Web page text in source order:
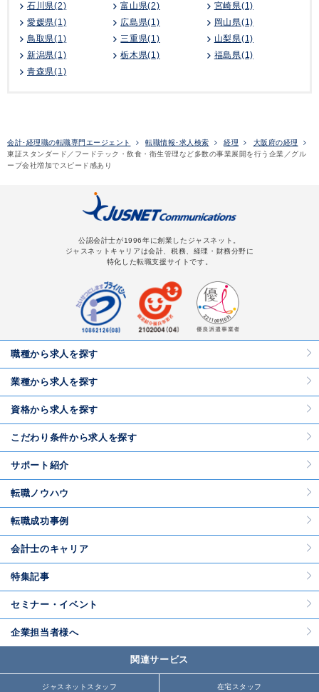
石川県(2)
富山県(2)
宮崎県(1)
愛媛県(1)
広島県(1)
岡山県(1)
鳥取県(1)
三重県(1)
山梨県(1)
新潟県(1)
栃木県(1)
福島県(1)
青森県(1)
会計･経理職の転職専門エージェント 転職情報･求人検索 経理
大阪府の経理
東証スタンダード／フードテック・飲食・衛生管理など多数の事業展開を行う企業／グル
ープ会社増加でスピード感あり
公認会計士が1996年に創業したジャスネット。
ジャスネットキャリアは会計、税務、経理・財務分野に
特化した転職支援サイトです。
職種から求人を探す
業種から求人を探す
資格から求人を探す
こだわり条件から求人を探す
サポート紹介
転職ノウハウ
転職成功事例
会計士のキャリア
特集記事
セミナー・イベント
企業担当者様へ
関連サービス
ジャスネットスタッフ 在宅スタッフ